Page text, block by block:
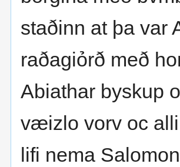
staðinn at þa var
raðagiỏrð með
Abiathar byskup
væizlo vorv oc
lifi nema